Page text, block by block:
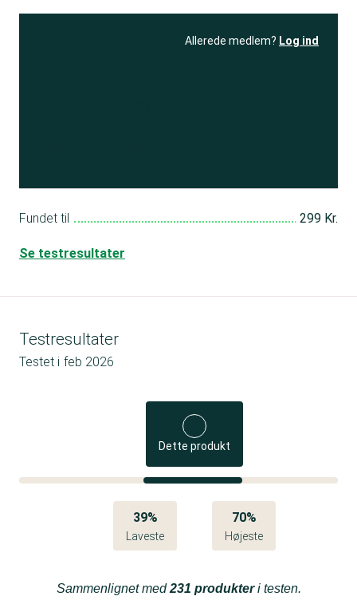
Allerede medlem? Log ind
Fundet til 299 Kr.
Se testresultater
Testresultater
Testet i feb 2026
Dette produkt
39%
Laveste
70%
Højeste
Sammenlignet med231 produkteri testen.